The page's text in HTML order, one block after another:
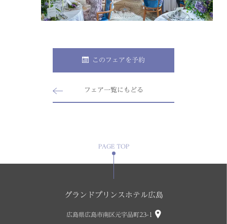
このフェアを予約
フェア一覧にもどる
PAGE TOP
グランドプリンスホテル広島
広島県広島市南区元宇品町23-1